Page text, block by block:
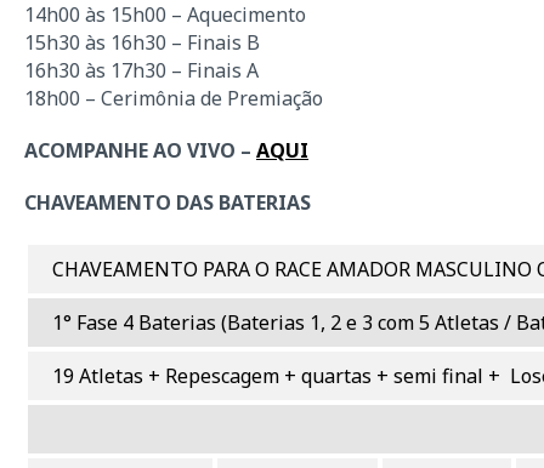
14h00 às 15h00 – Aquecimento
15h30 às 16h30 – Finais B
16h30 às 17h30 – Finais A
18h00 – Cerimônia de Premiação
ACOMPANHE AO VIVO – AQUI
CHAVEAMENTO DAS BATERIAS
CHAVEAMENTO PARA O RACE AMADOR MASCULINO
1° Fase 4 Baterias (Baterias 1, 2 e 3 com 5 Atletas /
19 Atletas + Repescagem + quartas + semi final +